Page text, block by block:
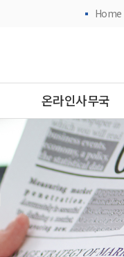
Home
온라인사무국